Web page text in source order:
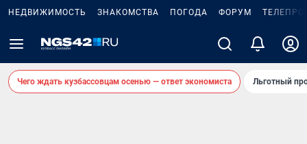
НЕДВИЖИМОСТЬ ЗНАКОМСТВА ПОГОДА ФОРУМ
Чего ждать кузбассовцам осенью — ответ экономиста Льготный